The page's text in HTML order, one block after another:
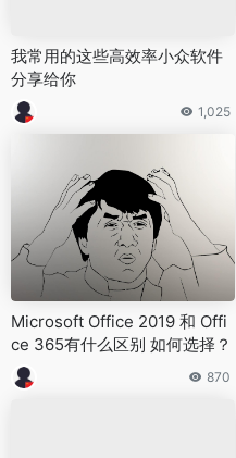
我常用的这些高效率小众软件
分享给你
1,025
Microsoft Office 2019 和 Offi
ce 365有什么区别 如何选择？
870